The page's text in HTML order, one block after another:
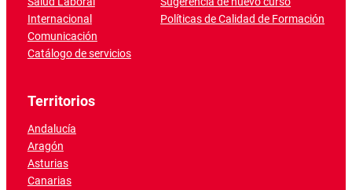
Internacional
Comunicación
Catálogo de servicios
Políticas de Calidad de Formación
Territorios
Andalucía
Aragón
Asturias
Canarias